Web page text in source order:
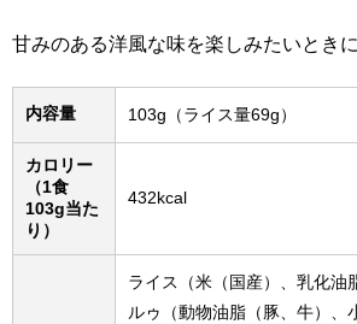
甘みのある洋風な味を楽しみたいとき
内容量 103g（ライス量69g）
カロリー
（1食
103g当た
り）
432kcal
ライス（米（国産）、乳化油
ルゥ（動物油脂（豚、牛）、